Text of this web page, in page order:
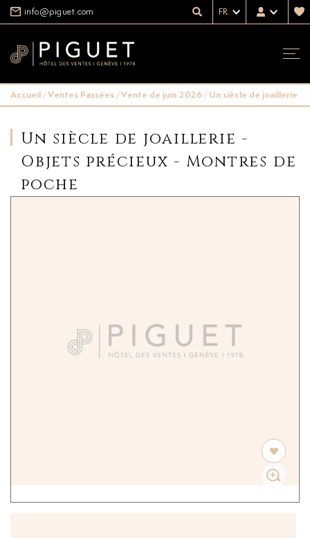
info@piguet.com FR
Accueil/Ventes Passées/Vente de juin 2026/Un siècle de joaillerie -
Un siècle de joaillerie -
Objets précieux - Montres de
poche